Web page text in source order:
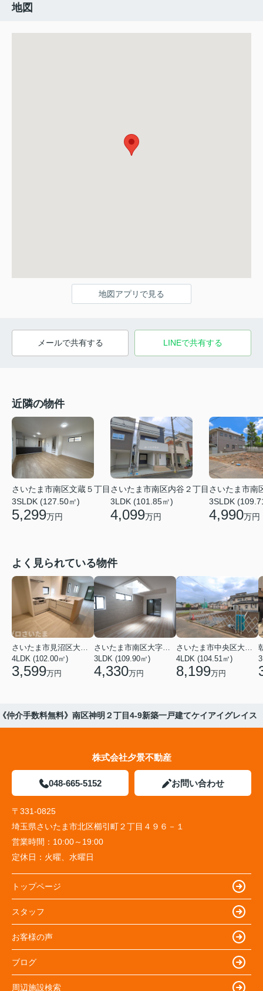
地図
地図アプリで見る
メールで共有する LINEで共有する
近隣の物件
さいたま市南区文蔵５丁目
3SLDK (127.50㎡)
5,299万円
さいたま市南区内谷２丁目
3LDK (101.85㎡)
4,099万円
さいたま市南
3SLDK
4,990万円
よく見られている物件
さいたま市見沼区大字蓮沼
4LDK (102.00㎡)
3,599万円
さいたま市南区大字太田窪
3LDK (109.90㎡)
4,330万円
さいたま市中央区大戸３丁目
4LDK (104.51㎡)
8,199万円
仲介手数料無料》南区神明２丁目4-9新築一戸建てケイアイグレイス
株式会社夕景不動産
048-665-5152 お問い合わせ
〒331-0825
埼玉県さいたま市北区櫛引町２丁目４９６－１
営業時間： 10:00～19:00
定休日： 火曜、水曜日
トップページ
スタッフ
お客様の声
ブログ
周辺施設検索